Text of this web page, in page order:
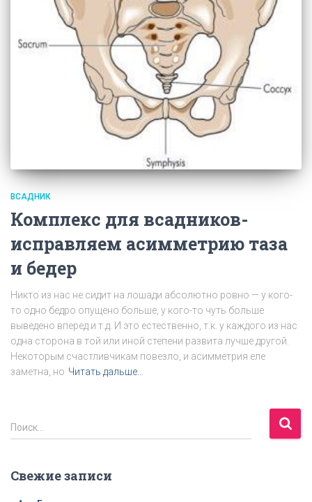
ВСАДНИК
Комплекс для всадников-
исправляем асимметрию таза
и бедер
Никто из нас не сидит на лошади абсолютно ровно — у кого-
то одно бедро опущено больше, у кого-то чуть больше
выведено вперед и т.д. И это естественно, т.к. у каждого из нас
одна сторона в той или иной степени развита лучше другой.
Некоторым счастливчикам повезло, и асимметрия еле
заметна, но Читать дальше…
Н
а
и
Поиск…
Свежие записи